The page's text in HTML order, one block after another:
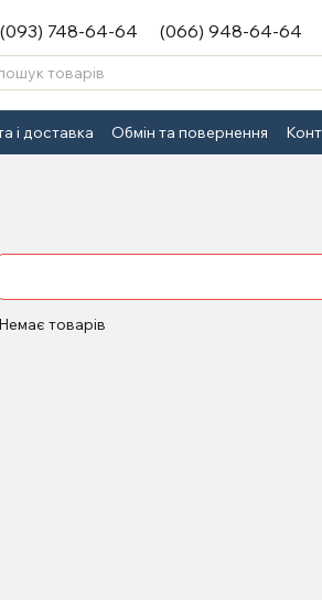
(093) 748-64-64 (066) 948-64-64
і доставка Обмін та повернення
Немає товарів